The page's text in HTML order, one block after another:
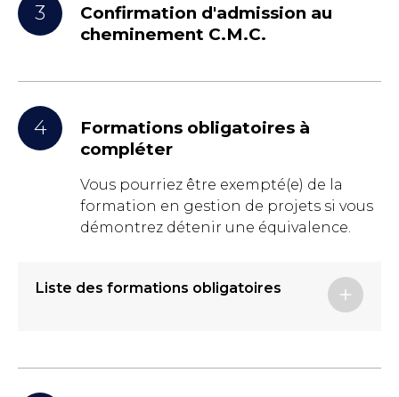
3
Confirmation d'admission au
cheminement C.M.C.
4
Formations obligatoires à
compléter
Vous pourriez être exempté(e) de la
formation en gestion de projets si vous
démontrez détenir une équivalence.
Liste des formations obligatoires